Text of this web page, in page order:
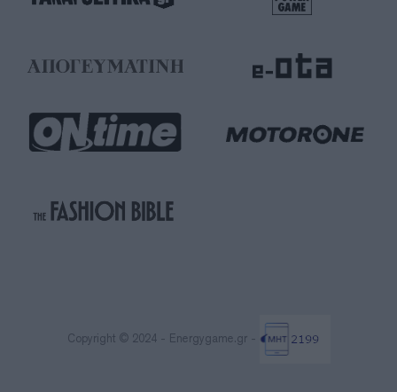
Copyright © 2024 - Energygame.gr -